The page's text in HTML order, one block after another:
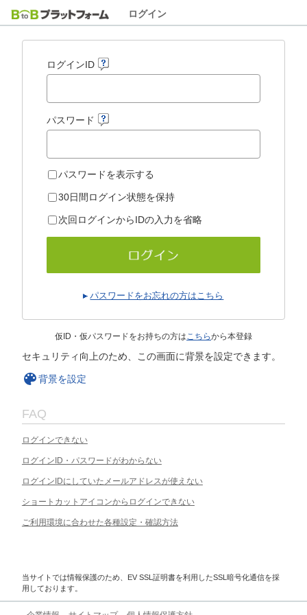
ログイン
ログインID
パスワード
パスワードを表示する
30日間ログイン状態を保持
次回ログインからIDの入力を省略
パスワードをお忘れの方はこちら
仮ID・仮パスワードをお持ちの方はこちらから本登録
セキュリティ向上のため、この画面に背景を設定できます。
背景を設定
FAQ
ログインできない
ログインID・パスワードがわからない
ログインIDにしていたメールアドレスが使えない
ショートカットアイコンからログインできない
ご利用環境に合わせた各種設定・確認方法
当サイトでは情報保護のため、EV SSL証明書を利用したSSL暗号化通信を採
用しております。